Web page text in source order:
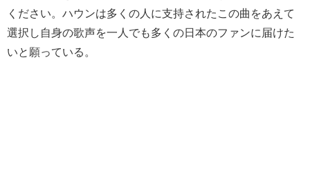
ください。ハウンは多くの人に支持されたこの曲をあえて
選択し自身の歌声を一人でも多くの日本のファンに届けた
いと願っている。